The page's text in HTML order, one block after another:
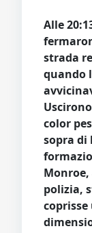
Alle
strada
quando
color
sopra di
polizia,